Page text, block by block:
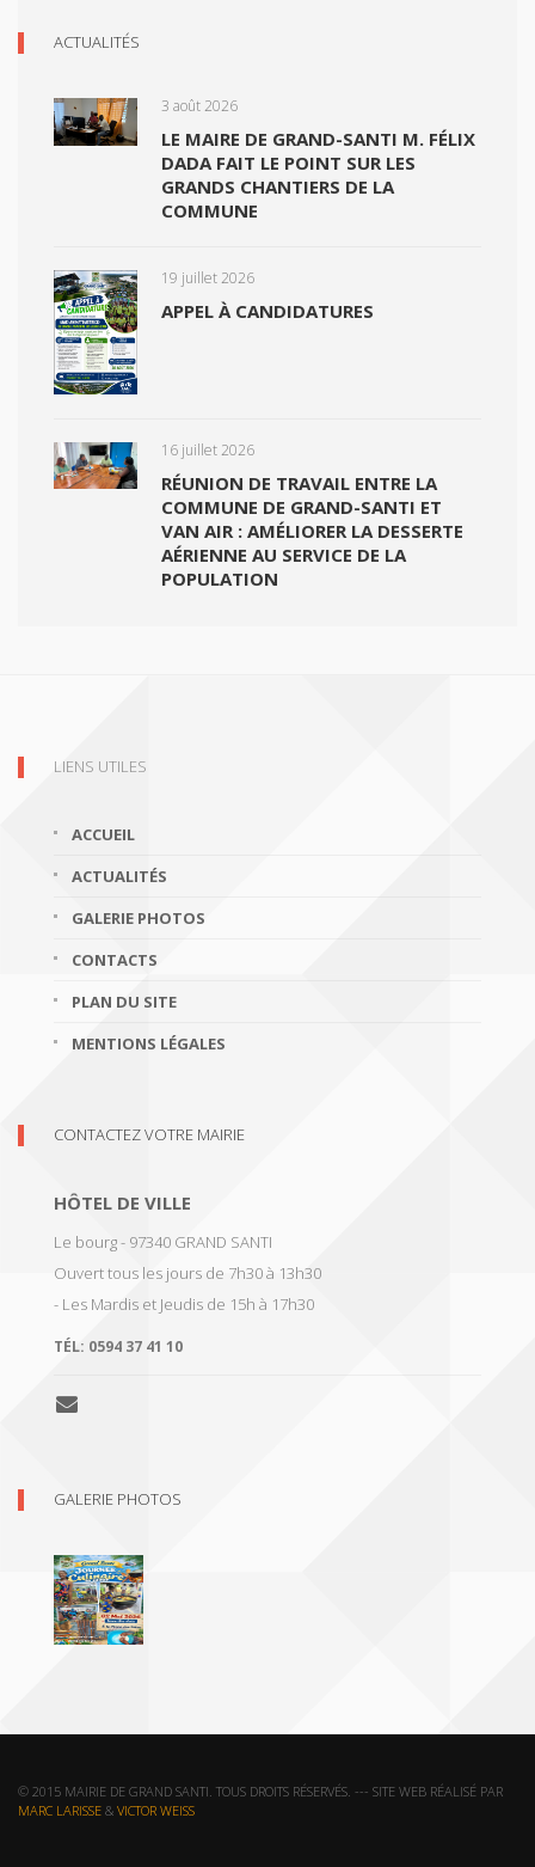
ACTUALITÉS
3 août 2026
LE MAIRE DE GRAND-SANTI M. FÉLIX
DADA FAIT LE POINT SUR LES
GRANDS CHANTIERS DE LA
COMMUNE
19 juillet 2026
APPEL À CANDIDATURES
16 juillet 2026
RÉUNION DE TRAVAIL ENTRE LA
COMMUNE DE GRAND-SANTI ET
VAN AIR : AMÉLIORER LA DESSERTE
AÉRIENNE AU SERVICE DE LA
POPULATION
LIENS UTILES
ACCUEIL
ACTUALITÉS
GALERIE PHOTOS
CONTACTS
PLAN DU SITE
MENTIONS LÉGALES
CONTACTEZ VOTRE MAIRIE
HÔTEL DE VILLE
Le bourg - 97340 GRAND SANTI
Ouvert tous les jours de 7h30 à 13h30
- Les Mardis et Jeudis de 15h à 17h30
TÉL: 0594 37 41 10
GALERIE PHOTOS
© 2015 MAIRIE DE GRAND SANTI. TOUS DROITS RÉSERVÉS. --- SITE WEB RÉALISÉ PAR
MARC LARISSE & VICTOR WEISS